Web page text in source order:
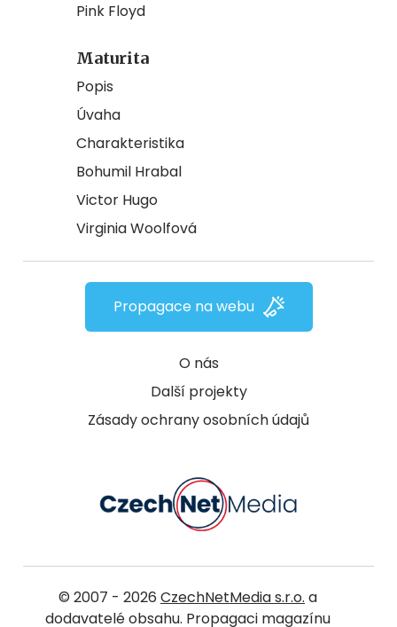
Pink Floyd
Maturita
Popis
Úvaha
Charakteristika
Bohumil Hrabal
Victor Hugo
Virginia Woolfová
O nás
Další projekty
Zásady ochrany osobních údajů
Propagace na webu
© 2007 - 2026 CzechNetMedia s.r.o. a
dodavatelé obsahu. Propagaci magazínu